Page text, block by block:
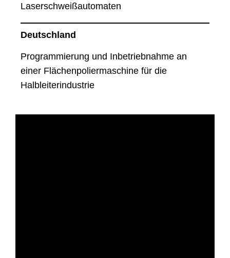
Laserschweißautomaten
Deutschland
Programmierung und Inbetriebnahme an
einer Flächenpoliermaschine für die
Halbleiterindustrie